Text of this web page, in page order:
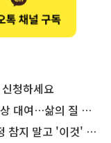
청하세요
…삶의 질 높인다
고 '이것' 해보세요!